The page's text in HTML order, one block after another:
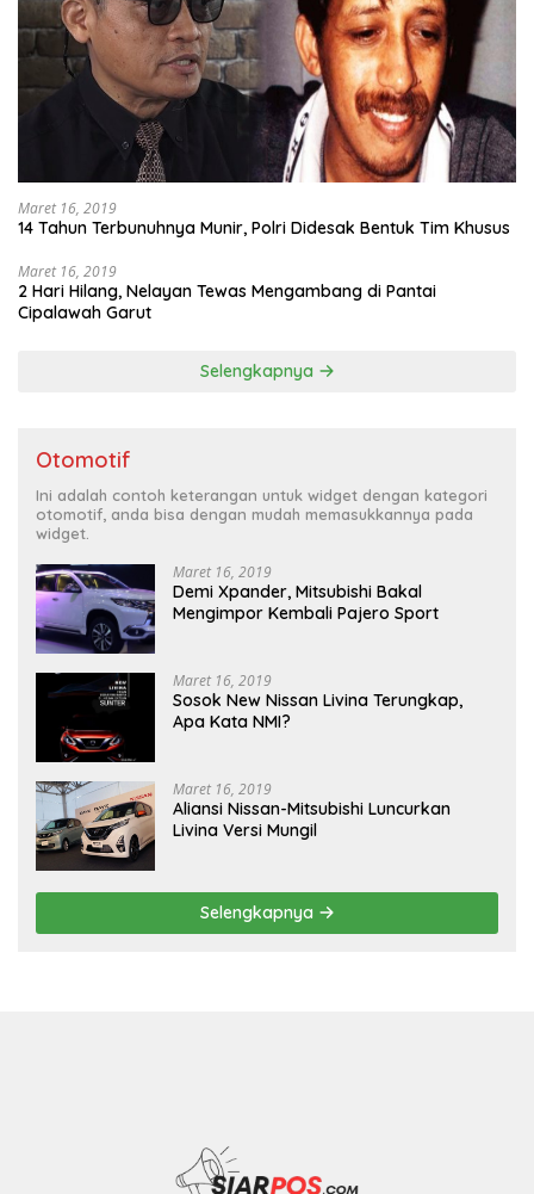
Maret 16, 2019
14 Tahun Terbunuhnya Munir, Polri Didesak Bentuk Tim Khusus
Maret 16, 2019
2 Hari Hilang, Nelayan Tewas Mengambang di Pantai
Cipalawah Garut
Selengkapnya
Otomotif
Ini adalah contoh keterangan untuk widget dengan kategori
otomotif, anda bisa dengan mudah memasukkannya pada
widget.
Maret 16, 2019
Demi Xpander, Mitsubishi Bakal
Mengimpor Kembali Pajero Sport
Maret 16, 2019
Sosok New Nissan Livina Terungkap,
Apa Kata NMI?
Maret 16, 2019
Aliansi Nissan-Mitsubishi Luncurkan
Livina Versi Mungil
Selengkapnya